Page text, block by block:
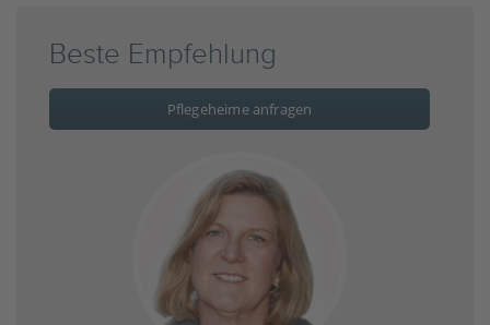
Beste Empfehlung
Pflegeheime anfragen